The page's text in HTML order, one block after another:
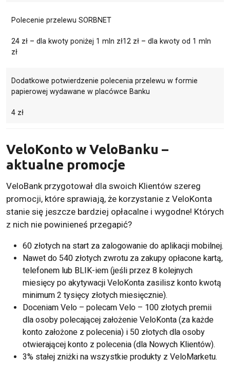
Polecenie przelewu SORBNET
24 zł – dla kwoty poniżej 1 mln zł12 zł – dla kwoty od 1 mln
zł
Dodatkowe potwierdzenie polecenia przelewu w formie
papierowej wydawane w placówce Banku
4 zł
VeloKonto w VeloBanku –
aktualne promocje
VeloBank przygotował dla swoich Klientów szereg
promocji, które sprawiają, że korzystanie z VeloKonta
stanie się jeszcze bardziej opłacalne i wygodne! Których
z nich nie powinieneś przegapić?
60 złotych na start za zalogowanie do aplikacji mobilnej.
Nawet do 540 złotych zwrotu za zakupy opłacone kartą,
telefonem lub BLIK-iem (jeśli przez 8 kolejnych
miesięcy po akytywacji VeloKonta zasilisz konto kwotą
minimum 2 tysięcy złotych miesięcznie).
Doceniam Velo – polecam Velo – 100 złotych premii
dla osoby polecającej założenie VeloKonta (za każde
konto założone z polecenia) i 50 złotych dla osoby
otwierającej konto z polecenia (dla Nowych Klientów).
3% stałej zniżki na wszystkie produkty z VeloMarketu.